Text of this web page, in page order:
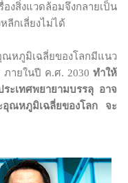
สิ่งแวดล้อมจึงกลายเป็น
ลีกเลี่ยงไม่ได้
หภูมิเฉลี่ยของโลกมีแนว
ภายในปี ค.ศ. 2030 ทำให้
ะเทศพยายามบรรลุ อาจ
อุณหภูมิเฉลี่ยของโลก จะ